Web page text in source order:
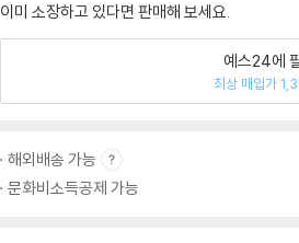
이미 소장하고 있다면 판매해 보세요.
예스24에
최상 매입가
해외배송 가능
문화비소득공제 가능